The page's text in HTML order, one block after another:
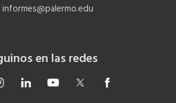
informes@palermo.edu
en las redes